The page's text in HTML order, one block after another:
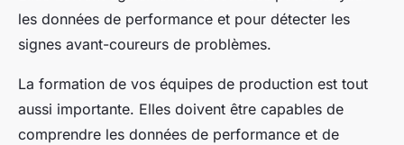
les données de performance et pour détecter les
signes avant-coureurs de problèmes.
La formation de vos équipes de production est tout
aussi importante. Elles doivent être capables de
comprendre les données de performance et de